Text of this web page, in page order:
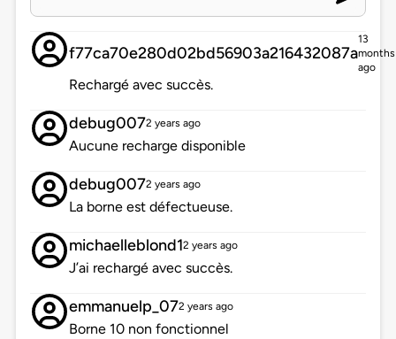
f77ca70e280d02bd56903a216432087a
13
months
ago
Rechargé avec succès.
debug0072 years ago
Aucune recharge disponible
debug0072 years ago
La borne est défectueuse.
michaelleblond12 years ago
J’ai rechargé avec succès.
emmanuelp_072 years ago
Borne 10 non fonctionnel